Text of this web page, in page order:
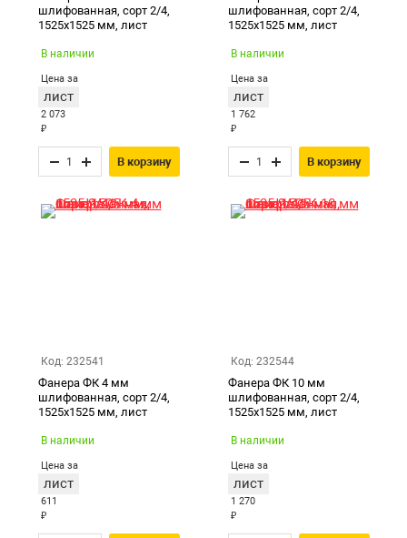
шлифованная, сорт 2/4,
1525х1525 мм, лист
В наличии
Цена за
лист
2 073
₽
В корзину
шлифованная, сорт 2/4,
1525х1525 мм, лист
В наличии
Цена за
лист
1 762
₽
В корзину
Код: 232541
Фанера ФК 4 мм
шлифованная, сорт 2/4,
1525х1525 мм, лист
В наличии
Цена за
лист
611
₽
Код: 232544
Фанера ФК 10 мм
шлифованная, сорт 2/4,
1525х1525 мм, лист
В наличии
Цена за
лист
1 270
₽